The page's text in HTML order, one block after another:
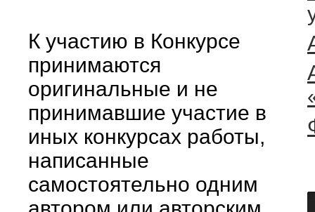
К участию в Конкурсе
принимаются
оригинальные и не
принимавшие участие в
иных конкурсах работы,
написанные
самостоятельно одним